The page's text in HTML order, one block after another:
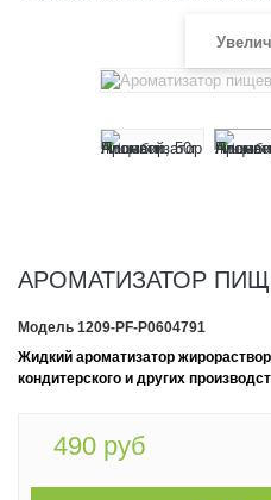
АРОМАТИЗАТОР
Модель 1209-PF-P0604791
Жидкий ароматизатор
кондитерского и других
490 руб